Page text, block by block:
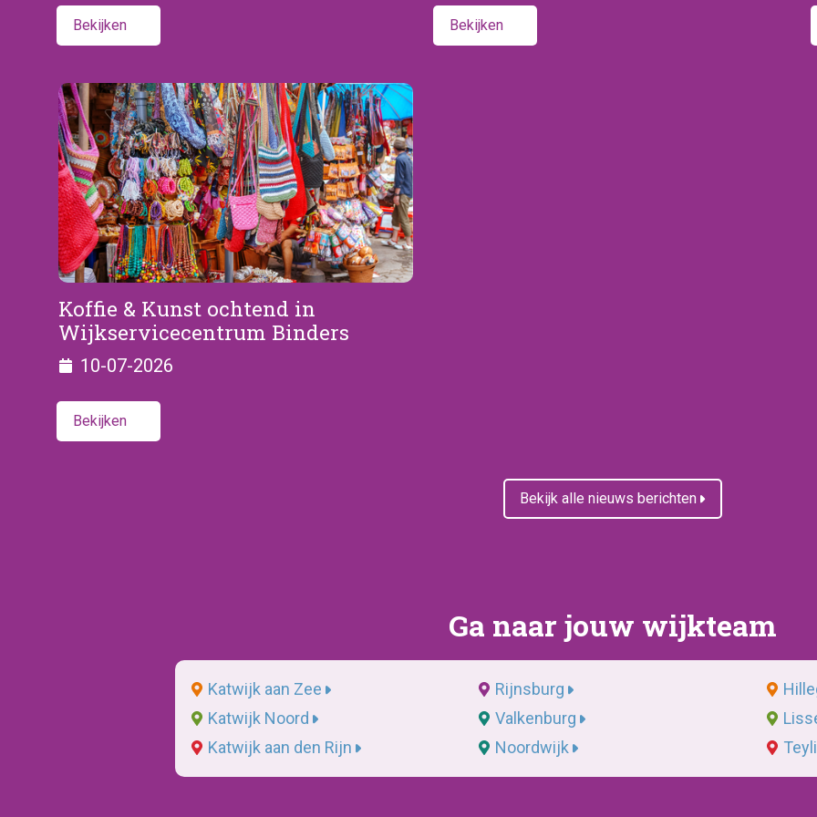
Bekijken Bekijken
Koffie & Kunst ochtend in
Wijkservicecentrum Binders
10-07-2026
Bekijken
Bekijk alle nieuws berichten
Ga naar jouw wijkteam
Katwijk aan Zee
Katwijk Noord
Katwijk aan den Rijn
Rijnsburg
Valkenburg
Noordwijk